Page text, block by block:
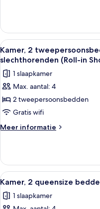
voor
slechthorenden
laden
1
kingsize
bed
met
toegankelijk
voor
Alle
foto's
voor
Kamer,
2
tweepersoonsbedden,
toegankelijk
voor
in
Shower)
laden
3
Kamer, 2
slechthorenden (Roll-in
1 slaapkamer
Max. aantal: 4
2 tweepersoonsbedden
Gratis wifi
Meer informatie
Meer
2
tweepersoonsbedden,
toegankelijk
slechthorenden
(Roll-
Alle
foto's
voor
3
Kamer, 2 queensize
1 slaapkamer